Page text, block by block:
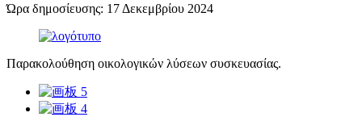
Ώρα δημοσίευσης: 17 Δεκεμβρίου 2024
Παρακολούθηση οικολογικών λύσεων συσκευασίας.